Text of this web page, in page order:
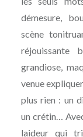
démesure,
scène
réjouissante
grandiose,
venue
plus rien : un
un crétin…
laideur qui